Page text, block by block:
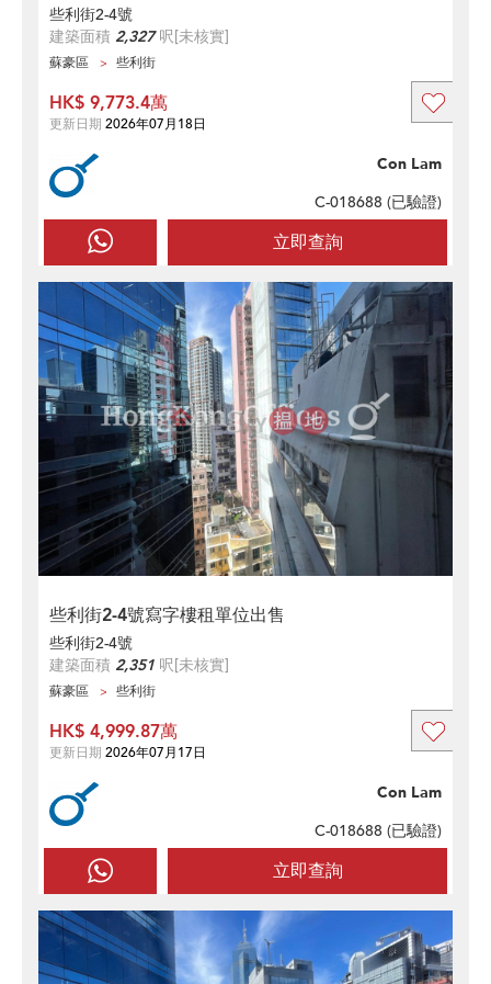
些利街2-4號
建築面積 2,327呎[未核實]
蘇豪區 些利街
立即查詢
Con Lam
C-018688 (已驗證)
HK$ 9,773.4萬
更新日期 2026年07月18日
些利街2-4號寫字樓租單位出售
些利街2-4號
建築面積 2,351 呎[未核實]
蘇豪區 些利街
立即查詢
Con Lam
C-018688 (已驗證)
HK$ 4,999.87萬
更新日期 2026年07月17日